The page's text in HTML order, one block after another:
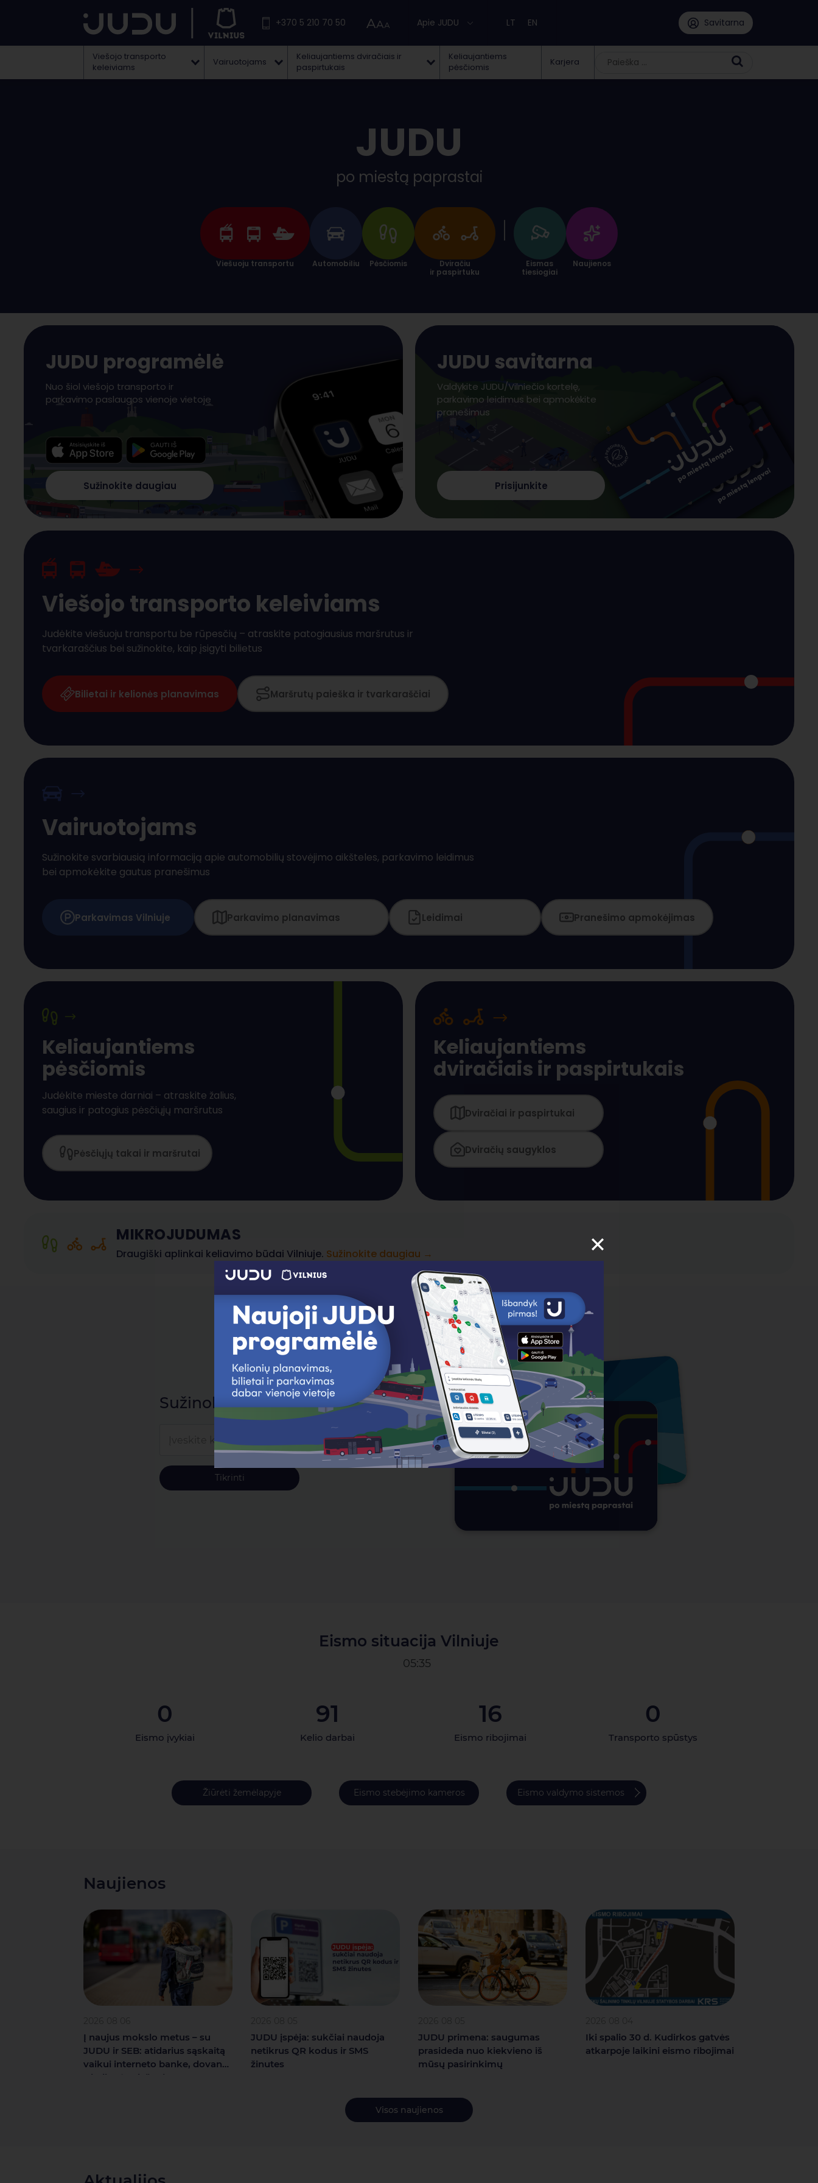
+370 5 210 70 50 Apie JUDU LT EN Savitarna
Viešojo transporto
keleiviams
Vairuotojams
Keliaujantiems dviračiais ir
paspirtukais
Keliaujantiems
pėsčiomis
Karjera
JUDU
po miestą paprastai
Viešuoju transportu Automobiliu Pėsčiomis
Dviračiu
ir paspirtuku
Eismas
tiesiogiai
Naujienos
JUDU programėlė
Nuo šiol viešojo transporto ir
parkavimo paslaugos vienoje vietoje
Sužinokite daugiau
JUDU savitarna
Valdykite JUDU/Vilniečio kortelę,
parkavimo leidimus bei apmokėkite
pranešimus
Prisijunkite
Viešojo transporto keleiviams
Judėkite viešuoju transportu be rūpesčių – atraskite patogiausius maršrutus ir
tvarkaraščius bei sužinokite, kaip įsigyti bilietus
Bilietai ir kelionės planavimas Maršrutų paieška ir tvarkaraščiai
Vairuotojams
Sužinokite svarbiausią informaciją apie automobilių stovėjimo aikšteles, parkavimo leidimus
bei apmokėkite gautus pranešimus
Parkavimas Vilniuje Parkavimo planavimas Leidimai Pranešimo apmokėjimas
Keliaujantiems
pėsčiomis
Judėkite mieste darniai – atraskite žalius,
saugius ir patogius pėsčiųjų maršrutus
Pėsčiųjų takai ir maršrutai
Keliaujantiems
dviračiais ir paspirtukais
Dviračiai ir paspirtukai
Dviračių saugyklos
MIKROJUDUMAS
Draugiški aplinkai keliavimo būdai Vilniuje. Sužinokite daugiau →
Sužinokite kortelės likutį
Įveskite kortelės numerį
Tikrinti
Eismo situacija Vilniuje
05:35
0
Eismo įvykiai
91
Kelio darbai
16
Eismo ribojimai
0
Transporto spūstys
Žiūrėti žemėlapyje Eismo stebėjimo kameros Eismo valdymo sistemos
Naujienos
Į naujus mokslo metus – su
JUDU ir SEB: atidarius sąskaitą
vaikui interneto banke, dovana
– kelionės viešuoju transportu
JUDU įspėja: sukčiai naudoja
netikrus QR kodus ir SMS
žinutes
JUDU primena: saugumas
prasideda nuo kiekvieno iš
mūsų pasirinkimų
Iki spalio 30 d. Kudirkos gatvės
atkarpoje laikini eismo ribojimai
Visos naujienos